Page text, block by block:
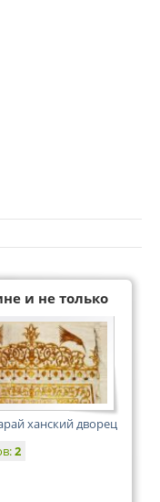
и не только
ханский дворец
2